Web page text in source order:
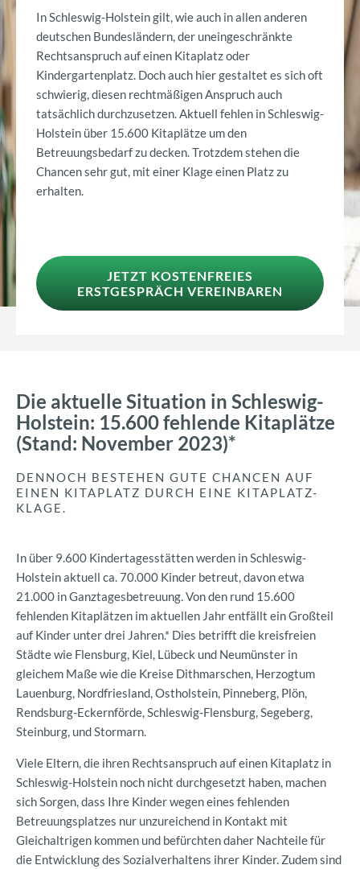
In Schleswig-Holstein gilt, wie auch in allen anderen
deutschen Bundesländern, der uneingeschränkte
Rechtsanspruch auf einen Kitaplatz oder
Kindergartenplatz. Doch auch hier gestaltet es sich oft
schwierig, diesen rechtmäßigen Anspruch auch
tatsächlich durchzusetzen. Aktuell fehlen in Schleswig-
Holstein über 15.600 Kitaplätze um den
Betreuungsbedarf zu decken. Trotzdem stehen die
Chancen sehr gut, mit einer Klage einen Platz zu
erhalten.
JETZT KOSTENFREIES
ERSTGESPRÄCH VEREINBAREN
Die aktuelle Situation in Schleswig-
Holstein: 15.600 fehlende Kitaplätze
(Stand: November 2023)*
DENNOCH BESTEHEN GUTE CHANCEN AUF
EINEN KITAPLATZ DURCH EINE KITAPLATZ-
KLAGE.
In über 9.600 Kindertagesstätten werden in Schleswig-
Holstein aktuell ca. 70.000 Kinder betreut, davon etwa
21.000 in Ganztagesbetreuung. Von den rund 15.600
fehlenden Kitaplätzen im aktuellen Jahr entfällt ein Großteil
auf Kinder unter drei Jahren.* Dies betrifft die kreisfreien
Städte wie Flensburg, Kiel, Lübeck und Neumünster in
gleichem Maße wie die Kreise Dithmarschen, Herzogtum
Lauenburg, Nordfriesland, Ostholstein, Pinneberg, Plön,
Rendsburg-Eckernförde, Schleswig-Flensburg, Segeberg,
Steinburg, und Stormarn.
Viele Eltern, die ihren Rechtsanspruch auf einen Kitaplatz in
Schleswig-Holstein noch nicht durchgesetzt haben, machen
sich Sorgen, dass Ihre Kinder wegen eines fehlenden
Betreuungsplatzes nur unzureichend in Kontakt mit
Gleichaltrigen kommen und befürchten daher Nachteile für
die Entwicklung des Sozialverhaltens ihrer Kinder. Zudem sind